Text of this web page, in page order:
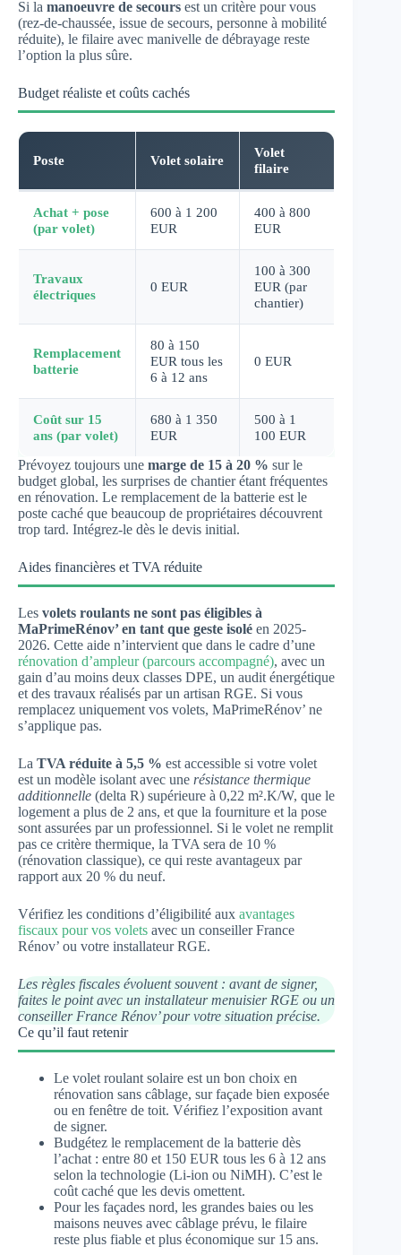
Si la manoeuvre de secours est un critère pour vous
(rez-de-chaussée, issue de secours, personne à mobilité
réduite), le filaire avec manivelle de débrayage reste
l’option la plus sûre.
Budget réaliste et coûts cachés
Poste Volet solaire
Volet
filaire
Achat + pose
(par volet)
600 à 1 200
EUR
400 à 800
EUR
Travaux
électriques
0 EUR
100 à 300
EUR (par
chantier)
Remplacement
batterie
80 à 150
EUR tous les
6 à 12 ans
0 EUR
Coût sur 15
ans (par volet)
680 à 1 350
EUR
500 à 1
100 EUR
Prévoyez toujours une marge de 15 à 20 % sur le
budget global, les surprises de chantier étant fréquentes
en rénovation. Le remplacement de la batterie est le
poste caché que beaucoup de propriétaires découvrent
trop tard. Intégrez-le dès le devis initial.
Aides financières et TVA réduite
Les volets roulants ne sont pas éligibles à
MaPrimeRénov’ en tant que geste isolé en 2025-
2026. Cette aide n’intervient que dans le cadre d’une
rénovation d’ampleur (parcours accompagné), avec un
gain d’au moins deux classes DPE, un audit énergétique
et des travaux réalisés par un artisan RGE. Si vous
remplacez uniquement vos volets, MaPrimeRénov’ ne
s’applique pas.
La TVA réduite à 5,5 % est accessible si votre volet
est un modèle isolant avec une résistance thermique
additionnelle (delta R) supérieure à 0,22 m².K/W, que le
logement a plus de 2 ans, et que la fourniture et la pose
sont assurées par un professionnel. Si le volet ne remplit
pas ce critère thermique, la TVA sera de 10 %
(rénovation classique), ce qui reste avantageux par
rapport aux 20 % du neuf.
Vérifiez les conditions d’éligibilité aux avantages
fiscaux pour vos volets avec un conseiller France
Rénov’ ou votre installateur RGE.
Les règles fiscales évoluent souvent : avant de signer,
faites le point avec un installateur menuisier RGE ou un
conseiller France Rénov’ pour votre situation précise.
Ce qu’il faut retenir
Le volet roulant solaire est un bon choix en
rénovation sans câblage, sur façade bien exposée
ou en fenêtre de toit. Vérifiez l’exposition avant
de signer.
Budgétez le remplacement de la batterie dès
l’achat : entre 80 et 150 EUR tous les 6 à 12 ans
selon la technologie (Li-ion ou NiMH). C’est le
coût caché que les devis omettent.
Pour les façades nord, les grandes baies ou les
maisons neuves avec câblage prévu, le filaire
reste plus fiable et plus économique sur 15 ans.